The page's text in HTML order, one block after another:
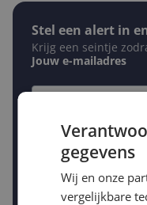
Stel een alert in
Krijg een seintje
Jouw e-mailadres
Gewenste daling of
-5% -10% -15%
gegevens
Wij en onze
vergelijkbare